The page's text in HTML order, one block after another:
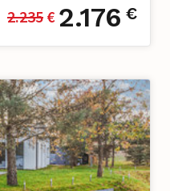
2.235 € 2.176 €